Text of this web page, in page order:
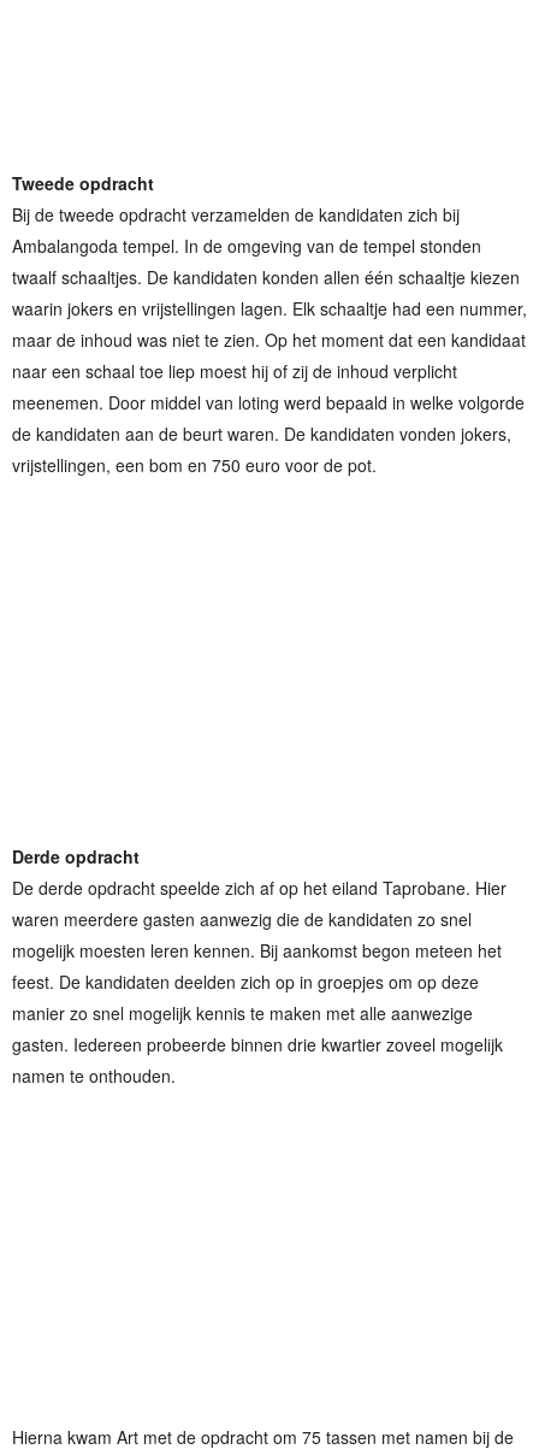
Tweede opdracht
Bij de tweede opdracht verzamelden de kandidaten zich bij
Ambalangoda tempel. In de omgeving van de tempel stonden
twaalf schaaltjes. De kandidaten konden allen één schaaltje kiezen
waarin jokers en vrijstellingen lagen. Elk schaaltje had een nummer,
maar de inhoud was niet te zien. Op het moment dat een kandidaat
naar een schaal toe liep moest hij of zij de inhoud verplicht
meenemen. Door middel van loting werd bepaald in welke volgorde
de kandidaten aan de beurt waren. De kandidaten vonden jokers,
vrijstellingen, een bom en 750 euro voor de pot.
Derde opdracht
De derde opdracht speelde zich af op het eiland Taprobane. Hier
waren meerdere gasten aanwezig die de kandidaten zo snel
mogelijk moesten leren kennen. Bij aankomst begon meteen het
feest. De kandidaten deelden zich op in groepjes om op deze
manier zo snel mogelijk kennis te maken met alle aanwezige
gasten. Iedereen probeerde binnen drie kwartier zoveel mogelijk
namen te onthouden.
Hierna kwam Art met de opdracht om 75 tassen met namen bij de